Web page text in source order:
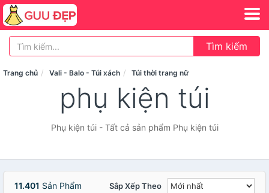
Tìm kiếm
Trang chủ Vali - Balo - Túi xách Túi thời trang nữ
phụ kiện túi
Phụ kiện túi - Tất cả sản phẩm Phụ kiện túi
11.401 Sản Phẩm Sắp Xếp Theo